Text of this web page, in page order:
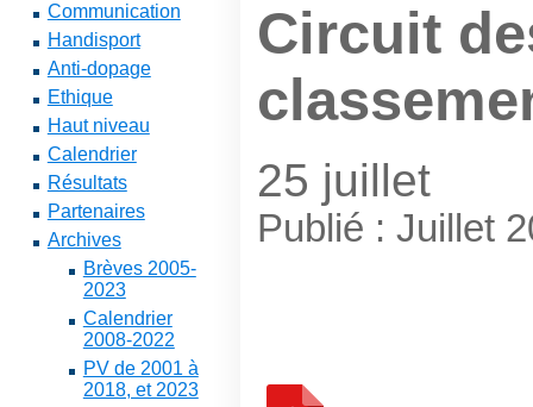
Communication
Handisport
Anti-dopage
Ethique
Haut niveau
Calendrier
Résultats
Partenaires
Archives
Brèves 2005-
2023
Calendrier
2008-2022
PV de 2001 à
2018, et 2023
Circuit
25 juillet
Publié : Juillet